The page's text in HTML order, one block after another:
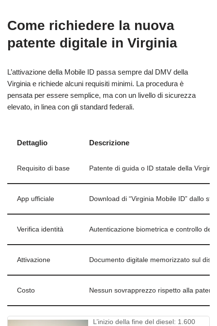
Come richiedere la nuova
patente digitale in Virginia
L’attivazione della Mobile ID passa sempre dal DMV della
Virginia e richiede alcuni requisiti minimi. La procedura è
pensata per essere semplice, ma con un livello di sicurezza
elevato, in linea con gli standard federali.
Dettaglio Descrizione
Requisito di base Patente di guida o ID statale della
App ufficiale Download di “Virginia Mobile ID” dallo
Verifica identità Autenticazione biometrica e controllo dei
Attivazione Documento digitale memorizzato sul
Costo Nessun sovrapprezzo rispetto alla
L’inizio della fine del diesel: 1.600